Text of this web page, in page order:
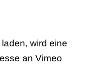
wird eine
an Vimeo